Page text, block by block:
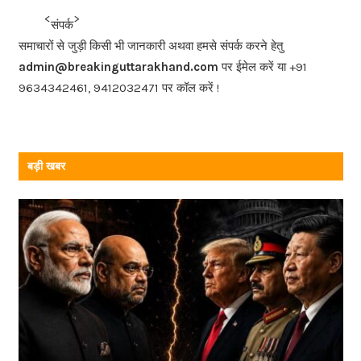
b
o
o
k
संपर्क
समाचारों से जुड़ी किसी भी जानकारी अथवा हमसे संपर्क करने हेतु
admin@breakinguttarakhand.com पर ईमेल करें या +91
9634342461, 9412032471 पर कॉल करें !
बड़ी खबर